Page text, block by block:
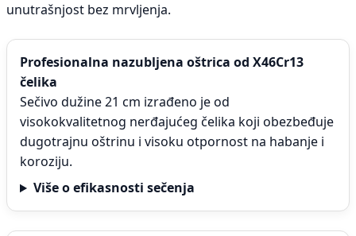
unutrašnjost bez mrvljenja.
Profesionalna nazubljena oštrica od X46Cr13
čelika
Sečivo dužine 21 cm izrađeno je od
visokokvalitetnog nerđajućeg čelika koji obezbeđuje
dugotrajnu oštrinu i visoku otpornost na habanje i
koroziju.
Više o efikasnosti sečenja